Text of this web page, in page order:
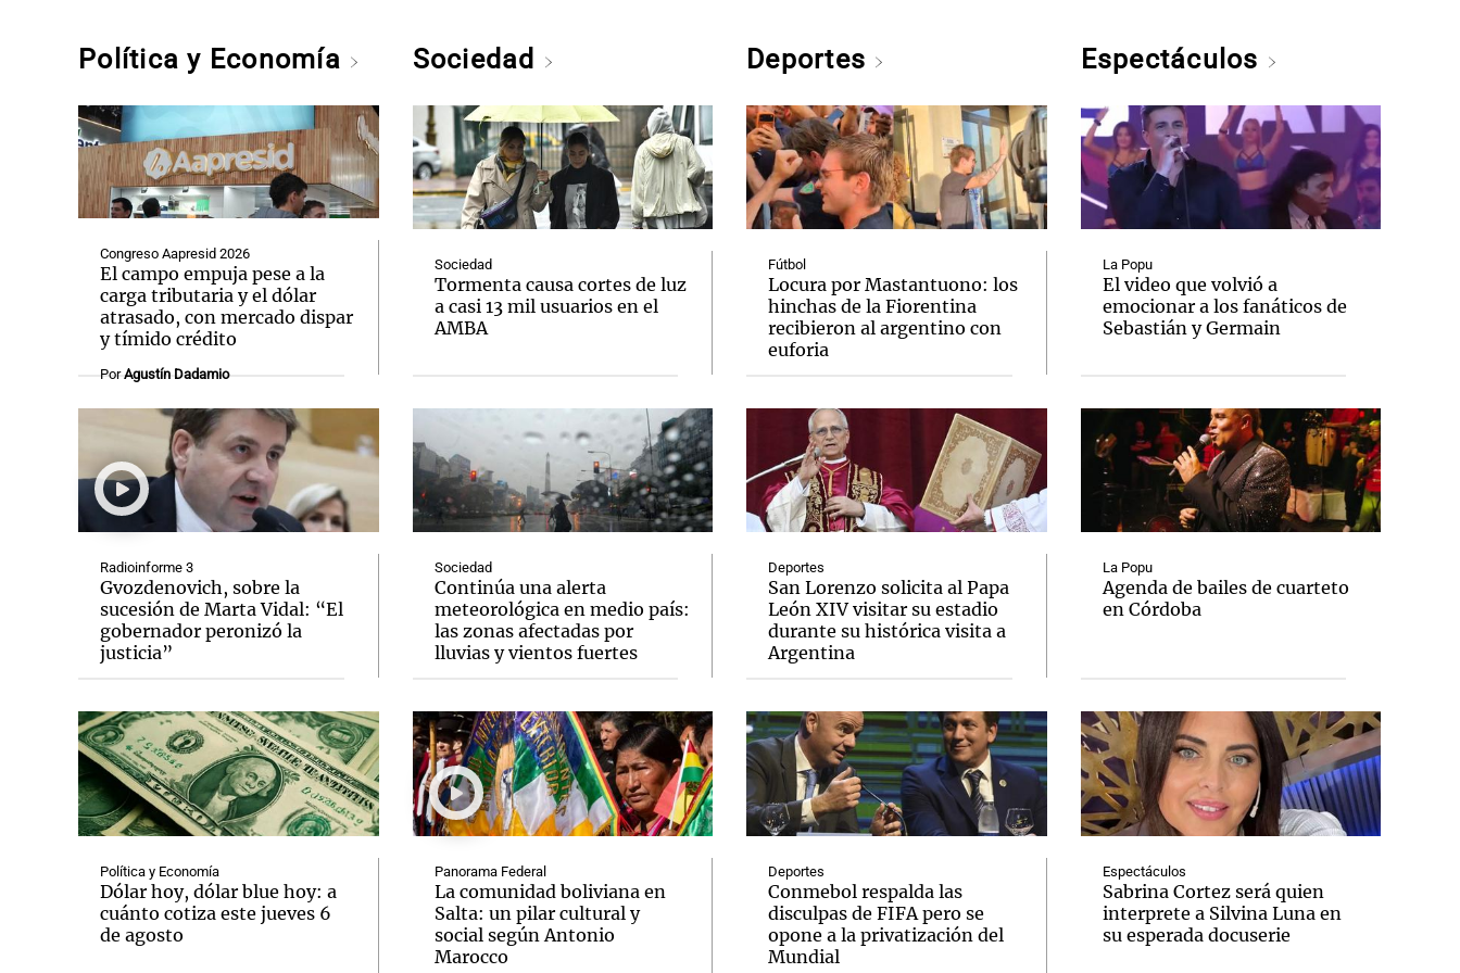
Política y Economía
Congreso Aapresid 2026
El campo empuja pese a la
carga tributaria y el dólar
atrasado, con mercado dispar
y tímido crédito
PorAgustín Dadamio
Radioinforme 3
Gvozdenovich, sobre la
sucesión de Marta Vidal: “El
gobernador peronizó la
justicia”
Política y Economía
Dólar hoy, dólar blue hoy: a
cuánto cotiza este jueves 6
de agosto
Sociedad
Sociedad
Tormenta causa cortes de luz
a casi 13 mil usuarios en el
AMBA
Sociedad
Continúa una alerta
meteorológica en medio país:
las zonas afectadas por
lluvias y vientos fuertes
Panorama Federal
La comunidad boliviana en
Salta: un pilar cultural y
social según Antonio
Marocco
Deportes
Fútbol
Locura por Mastantuono: los
hinchas de la Fiorentina
recibieron al argentino con
euforia
Deportes
San Lorenzo solicita al Papa
León XIV visitar su estadio
durante su histórica visita a
Argentina
Deportes
Conmebol respalda las
disculpas de FIFA pero se
opone a la privatización del
Mundial
Espectáculos
La Popu
El video que volvió a
emocionar a los fanáticos de
Sebastián y Germain
La Popu
Agenda de bailes de cuarteto
en Córdoba
Espectáculos
Sabrina Cortez será quien
interprete a Silvina Luna en
su esperada docuserie
Notas Notas
El huracán de Arequito
Notas
Cadena 3 en Groenlandia